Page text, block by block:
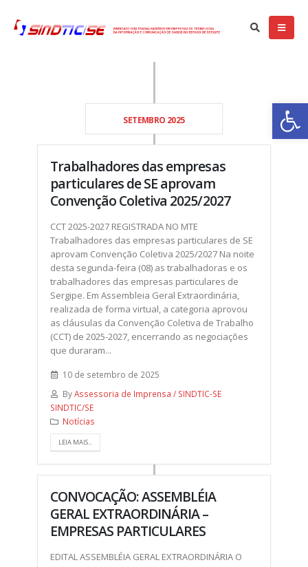
SETEMBRO 2025
Trabalhadores das empresas
particulares de SE aprovam
Convenção Coletiva 2025/2027
CCT 2025-2027 REGISTRADA NO MTE
Trabalhadores das empresas particulares de SE
aprovam Convenção Coletiva 2025/2027 Na noite
desta segunda-feira (08) as trabalhadoras e os
trabalhadores das empresas particulares de
Sergipe. Em Assembleia Geral Extraordinária,
realizada de forma virtual, a categoria aprovou
as cláusulas da Convenção Coletiva de Trabalho
(CCT) de 2025-2027, encerrando as negociações
que duraram...
10 de setembro de 2025
ByAssessoria de Imprensa / SINDTIC-SE
SINDTIC/SE
Notícias
LEIA MAIS...
CONVOCAÇÃO: ASSEMBLÉIA
GERAL EXTRAORDINÁRIA –
EMPRESAS PARTICULARES
EDITAL ASSEMBLÉIA GERAL EXTRAORDINÁRIA O